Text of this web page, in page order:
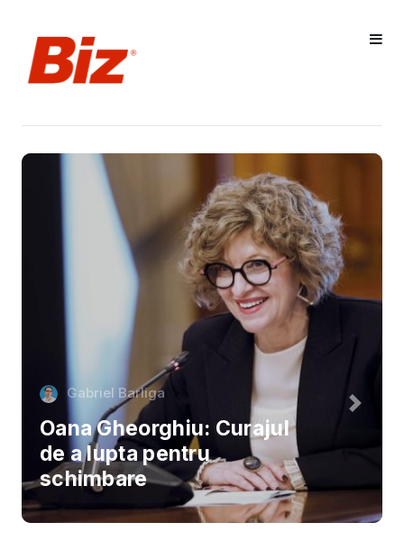
Gabriel Barliga
Oana Gheorghiu: Curajul
de a lupta pentru
schimbare